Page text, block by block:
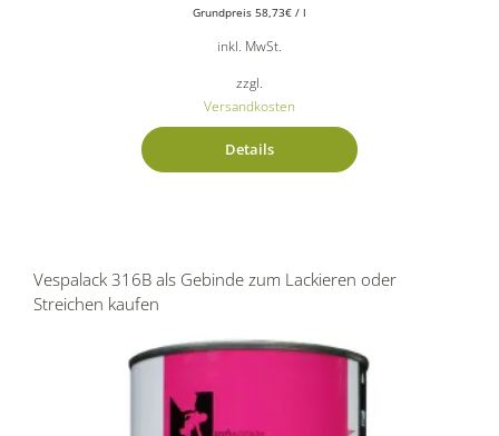
Grundpreis 58,73€ / l
inkl. MwSt.
zzgl.
Versandkosten
Details
Vespalack 316B als Gebinde zum Lackieren oder
Streichen kaufen